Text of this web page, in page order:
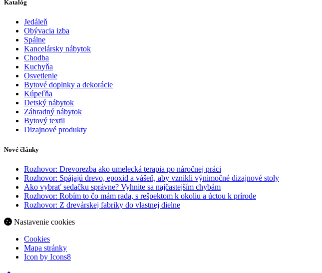
Katalóg
Jedáleň
Obývacia izba
Spálne
Kancelársky nábytok
Chodba
Kuchyňa
Osvetlenie
Bytové doplnky a dekorácie
Kúpeľňa
Detský nábytok
Záhradný nábytok
Bytový textil
Dizajnové produkty
Nové články
Rozhovor: Drevorezba ako umelecká terapia po náročnej práci
Rozhovor: Spájajú drevo, epoxid a vášeň, aby vznikli výnimočné dizajnové stoly
Ako vybrať sedačku správne? Vyhnite sa najčastejším chybám
Rozhovor: Robím to čo mám rada, s rešpektom k okoliu a úctou k prírode
Rozhovor: Z drevárskej fabriky do vlastnej dielne
Nastavenie cookies
Cookies
Mapa stránky
Icon by Icons8